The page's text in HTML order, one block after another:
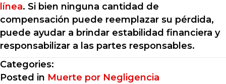
línea. Si bien ninguna cantidad de
compensación puede reemplazar su pérdida,
puede ayudar a brindar estabilidad financiera y
responsabilizar a las partes responsables.
Categories:
Posted in Muerte por Negligencia